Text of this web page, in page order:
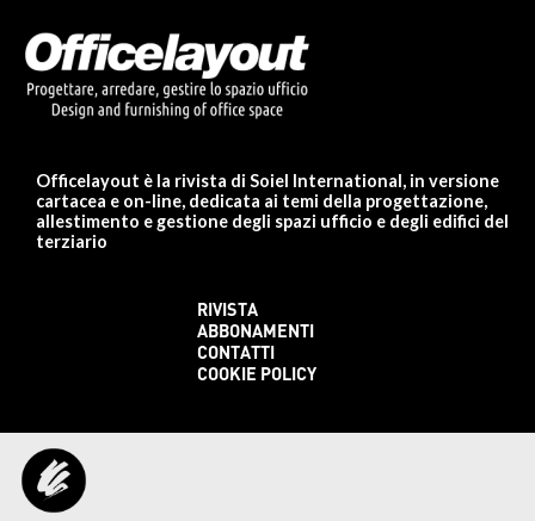
Officelayout è la rivista di Soiel International, in versione
cartacea e on-line, dedicata ai temi della progettazione,
allestimento e gestione degli spazi ufficio e degli edifici del
terziario
RIVISTA
ABBONAMENTI
CONTATTI
COOKIE POLICY